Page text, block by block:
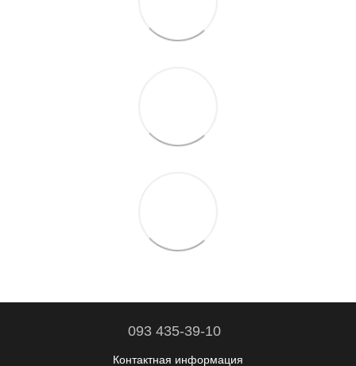
093 435-39-10
Контактная информация